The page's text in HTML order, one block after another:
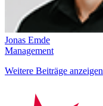
Jonas Emde
Management
Weitere Beiträge anzeigen